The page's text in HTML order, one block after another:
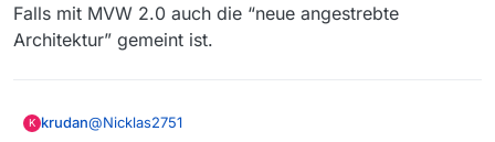
Falls mit MVW 2.0 auch die “neue angestrebte
Architektur” gemeint ist.
K krudan@Nicklas2751